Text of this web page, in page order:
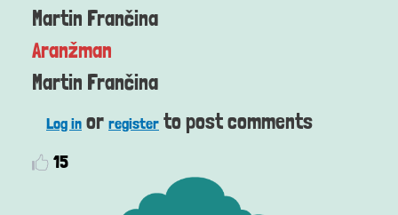
Martin Frančina
Aranžman
Martin Frančina
Log in or register to post comments
15